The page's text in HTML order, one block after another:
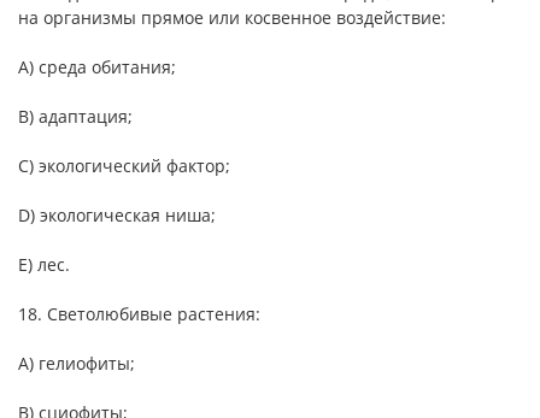
на организмы прямое или косвенное воздействие:
А) среда обитания;
В) адаптация;
С) экологический фактор;
D) экологическая ниша;
Е) лес.
18. Светолюбивые растения:
А) гелиофиты;
В) сциофиты;